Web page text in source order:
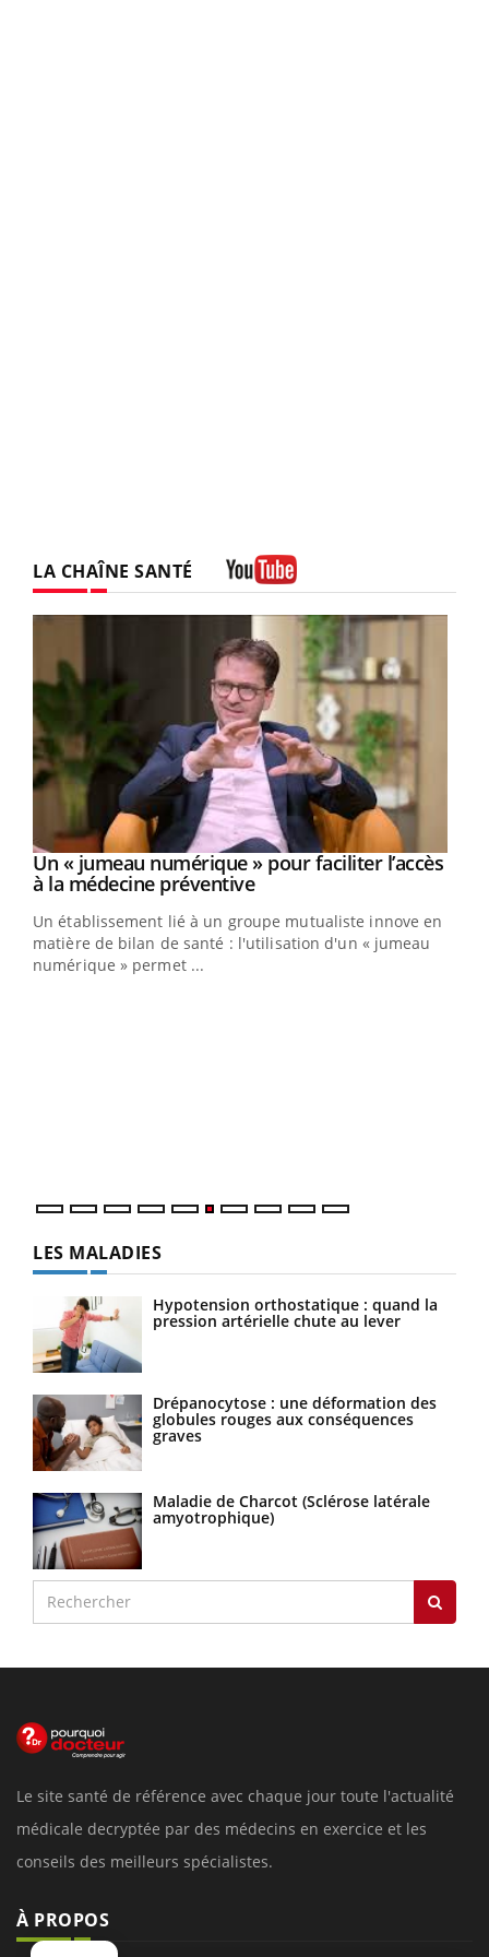
LA CHAÎNE SANTÉ
Youtube
Un « jumeau numérique » pour faciliter l’accès
à la médecine préventiveYoutube
Un établissement lié à un groupe mutualiste innove en
matière de bilan de santé : l'utilisation d'un « jumeau
numérique » permet ...
LES MALADIES
Hypotension orthostatique : quand la
pression artérielle chute au lever
Drépanocytose : une déformation des
globules rouges aux conséquences
graves
Maladie de Charcot (Sclérose latérale
amyotrophique)
Le site santé de référence avec chaque jour toute l'actualité
médicale decryptée par des médecins en exercice et les
conseils des meilleurs spécialistes.
À PROPOS